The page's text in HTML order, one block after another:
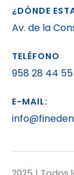
¿DÓNDE
Av. de la
TELÉFONO
958 28 44 55
E-MAIL: